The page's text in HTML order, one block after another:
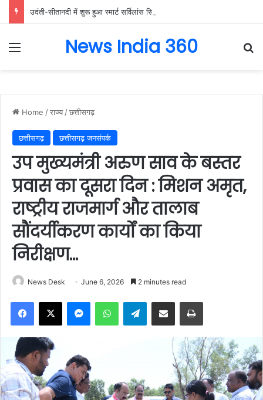
Menu News India 360
Home /राज्य /छत्तीसगढ़
छत्तीसगढ़ छत्तीसगढ़ जनसंपर्क
उप मुख्यमंत्री अरुण साव के बस्तर
प्रवास का दूसरा दिन : मिशन अमृत,
राष्ट्रीय राजमार्ग और तालाब
सौंदर्यीकरण कार्यों का किया
निरीक्षण…
News Desk June 6, 2026 2 minutes read
Facebook
X MessengerWhatsAppTelegramShare via Email Print